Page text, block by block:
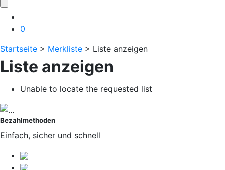
0
Startseite > Merkliste > Liste anzeigen
Liste anzeigen
Unable to locate the requested list
Bezahlmethoden
Einfach, sicher und schnell